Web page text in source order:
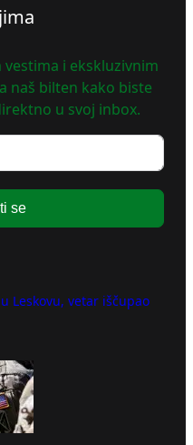
i ekskluzivnim
naš bilten kako biste
u svoj inbox.
se
Leskovu, vetar iščupao